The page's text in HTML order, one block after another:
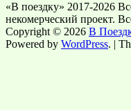
«В поездку» 2017-2026
некомерческий проект.
Copyright © 2026 В
Powered by WordPress. |